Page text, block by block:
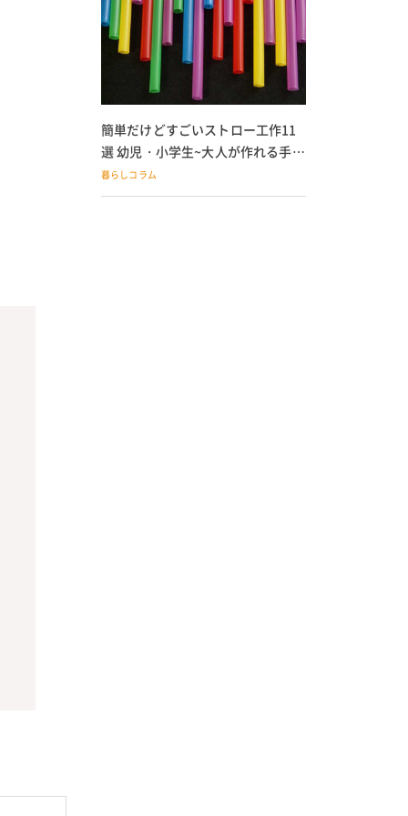
簡単だけどすごいストロー工作11
選 幼児・小学生~大人が作れる手作
りおもちゃ
暮らしコラム